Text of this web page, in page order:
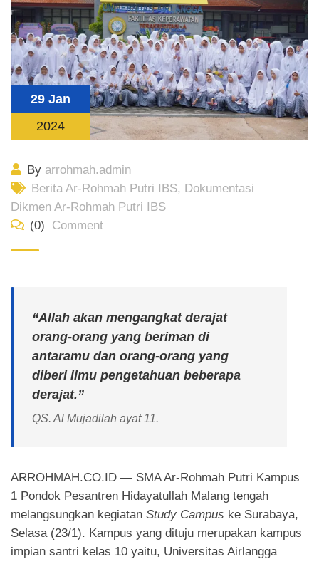
29 Jan
2024
By arrohmah.admin
Berita Ar-Rohmah Putri IBS, Dokumentasi
Dikmen Ar-Rohmah Putri IBS
(0)
Comment
“Allah akan mengangkat derajat
orang-orang yang beriman di
antaramu dan orang-orang yang
diberi ilmu pengetahuan beberapa
derajat.”
QS. Al Mujadilah ayat 11.
ARROHMAH.CO.ID — SMA Ar-Rohmah Putri Kampus
1 Pondok Pesantren Hidayatullah Malang tengah
melangsungkan kegiatan Study Campus ke Surabaya,
Selasa (23/1). Kampus yang dituju merupakan kampus
impian santri kelas 10 yaitu, Universitas Airlangga